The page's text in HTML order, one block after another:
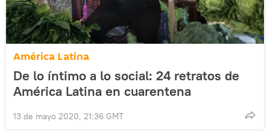
América Latina
De lo íntimo a lo social: 24 retratos de
América Latina en cuarentena
13 de mayo 2020, 21:36 GMT